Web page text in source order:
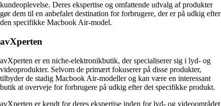
kundeoplevelse. Deres ekspertise og omfattende udvalg af produkter
gør dem til en anbefalet destination for forbrugere, der er på udkig efter
den specifikke Macbook Air-model.
avXperten
avXperten er en niche-elektronikbutik, der specialiserer sig i lyd- og
videoprodukter. Selvom de primært fokuserer på disse produkter,
tilbyder de stadig Macbook Air-modeller og kan være en interessant
butik at overveje for forbrugere på udkig efter det specifikke produkt.
avXperten er kendt for deres ekspertise inden for lyd- og videoområdet